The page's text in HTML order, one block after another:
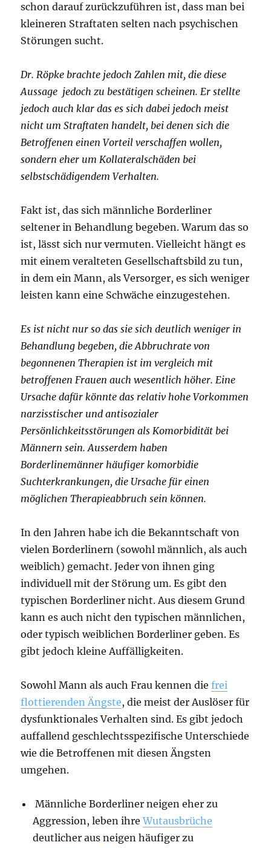
schon darauf zurückzuführen ist, dass man bei
kleineren Straftaten selten nach psychischen
Störungen sucht.
Dr. Röpke brachte jedoch Zahlen mit, die diese
Aussage jedoch zu bestätigen scheinen. Er stellte
jedoch auch klar das es sich dabei jedoch meist
nicht um Straftaten handelt, bei denen sich die
Betroffenen einen Vorteil verschaffen wollen,
sondern eher um Kollateralschäden bei
selbstschädigendem Verhalten.
Fakt ist, das sich männliche Borderliner
seltener in Behandlung begeben. Warum das so
ist, lässt sich nur vermuten. Vielleicht hängt es
mit einem veralteten Gesellschaftsbild zu tun,
in dem ein Mann, als Versorger, es sich weniger
leisten kann eine Schwäche einzugestehen.
Es ist nicht nur so das sie sich deutlich weniger in
Behandlung begeben, die Abbruchrate von
begonnenen Therapien ist im vergleich mit
betroffenen Frauen auch wesentlich höher. Eine
Ursache dafür könnte das relativ hohe Vorkommen
narzisstischer und antisozialer
Persönlichkeitsstörungen als Komorbidität bei
Männern sein. Ausserdem haben
Borderlinemänner häufiger komorbidie
Suchterkrankungen, die Ursache für einen
möglichen Therapieabbruch sein können.
In den Jahren habe ich die Bekanntschaft von
vielen Borderlinern (sowohl männlich, als auch
weiblich) gemacht. Jeder von ihnen ging
individuell mit der Störung um. Es gibt den
typischen Borderliner nicht. Aus diesem Grund
kann es auch nicht den typischen männlichen,
oder typisch weiblichen Borderliner geben. Es
gibt jedoch kleine Auffälligkeiten.
Sowohl Mann als auch Frau kennen diefrei
flottierenden Ängste, die meist der Auslöser für
dysfunktionales Verhalten sind. Es gibt jedoch
auffallend geschlechtsspezifische Unterschiede
wie die Betroffenen mit diesen Ängsten
umgehen.
Männliche Borderliner neigen eher zu
Aggression, leben ihreWutausbrüche
deutlicher aus neigen häufiger zu